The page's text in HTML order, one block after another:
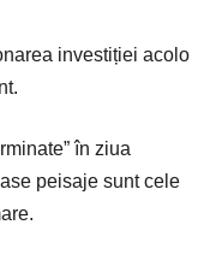
investiției acolo
în ziua
peisaje sunt cele